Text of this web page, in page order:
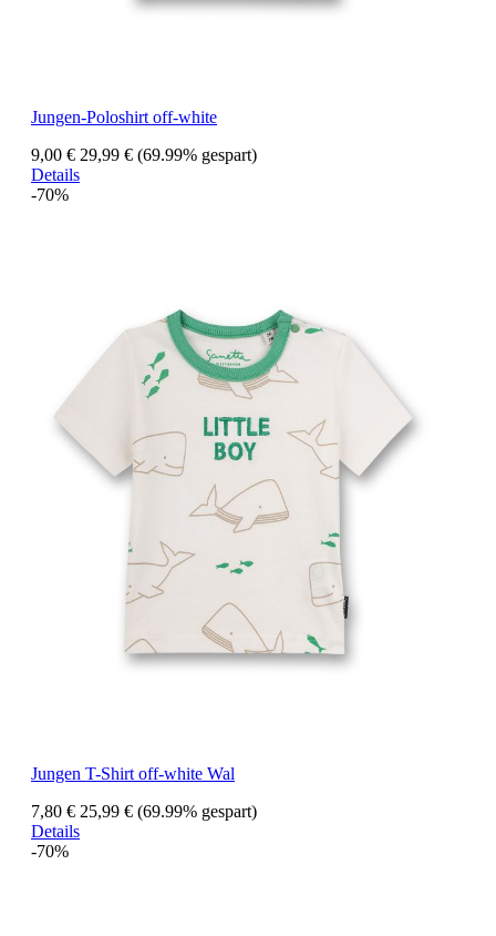
Jungen-Poloshirt off-white
9,00 € 29,99 € (69.99% gespart)
Details
-70%
Jungen T-Shirt off-white Wal
7,80 € 25,99 € (69.99% gespart)
Details
-70%